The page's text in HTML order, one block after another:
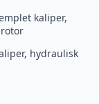
kaliper,
hydraulisk